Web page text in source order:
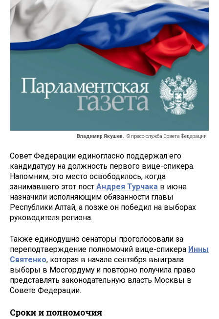
Владимир Якушев. © пресс-служба Совета Федерации
Совет Федерации единогласно поддержал его
кандидатуру на должность первого вице-спикера.
Напомним, это место освободилось, когда
занимавшего этот пост Андрея Турчака в июне
назначили исполняющим обязанности главы
Республики Алтай, а позже он победил на выборах
руководителя региона.
Также единодушно сенаторы проголосовали за
переподтверждение полномочий вице-спикера Инны
Святенко, которая в начале сентября выиграла
выборы в Мосгордуму и повторно получила право
представлять законодательную власть Москвы в
Совете Федерации.
Сроки и полномочия